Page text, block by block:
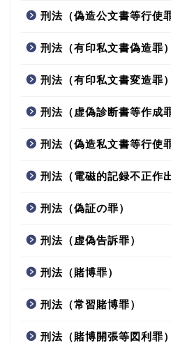
刑法（偽造公文書等行使罪
刑法（有印私文書偽造罪）
刑法（有印私文書変造罪）
刑法（虚偽診断書等作成罪
刑法（偽造私文書等行使罪
刑法（電磁的記録不正作
刑法（偽証の罪）
刑法（虚偽告訴罪）
刑法（賭博罪）
刑法（常習賭博罪）
刑法（賭博開張等図利罪）